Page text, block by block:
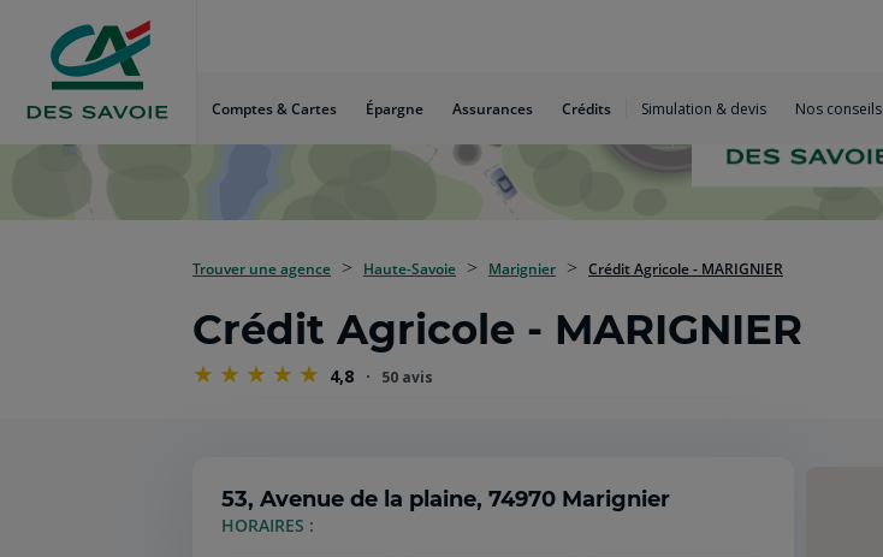
Aller au
Contenu
Comptes & Cartes Épargne Assurances Crédits Simulation & devis Nos conseils
Trouver une agence Haute-Savoie Marignier Crédit Agricole - MARIGNIER
Crédit Agricole - MARIGNIER
4,8 50 avis
53, Avenue de la plaine, 74970 Marignier
HORAIRES :